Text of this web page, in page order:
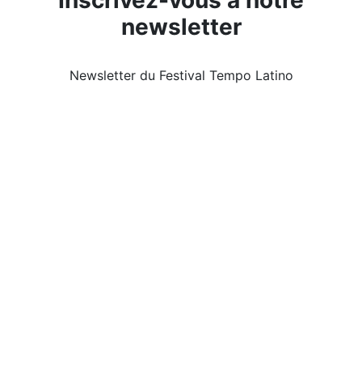
newsletter
Newsletter du Festival Tempo Latino